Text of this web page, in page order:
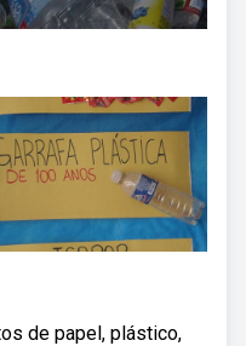
de papel, plástico,